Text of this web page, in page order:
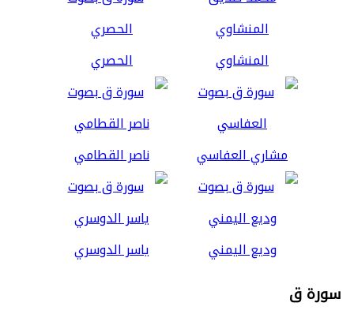
المنشاوي الحصري
مشاري العفاسي ناصر القطامي
وديع اليمني ياسر الدوسري
سورة ق